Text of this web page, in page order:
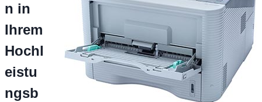
n in
Ihrem
Hochl
eistu
ngsb